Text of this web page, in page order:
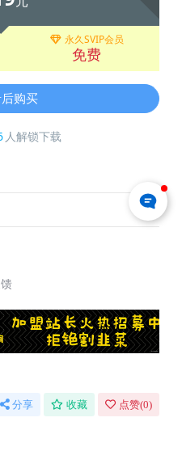
永久SVIP会员
免费
购买
人解锁下载
分享 收藏 点赞(0)